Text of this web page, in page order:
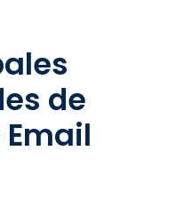
de